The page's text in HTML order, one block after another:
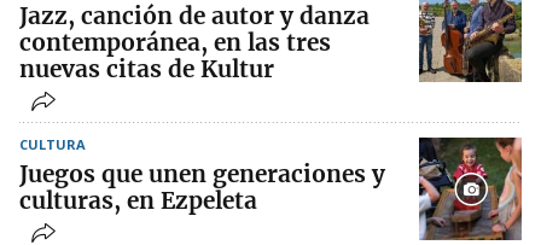
Jazz, canción de autor y danza
contemporánea, en las tres
nuevas citas de Kultur
CULTURA
Juegos que unen generaciones y
culturas, en Ezpeleta